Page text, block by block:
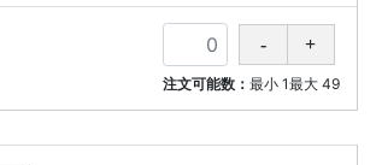
注文可能数： 最小 1最大 49